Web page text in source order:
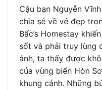
Cậu bạn Nguyễn
chia sẻ về vẻ đẹp
Bấc’s Homestay
sốt và phải truy lùng
ảnh, ta thấy được
của vùng biển Hòn
khung cảnh. Những